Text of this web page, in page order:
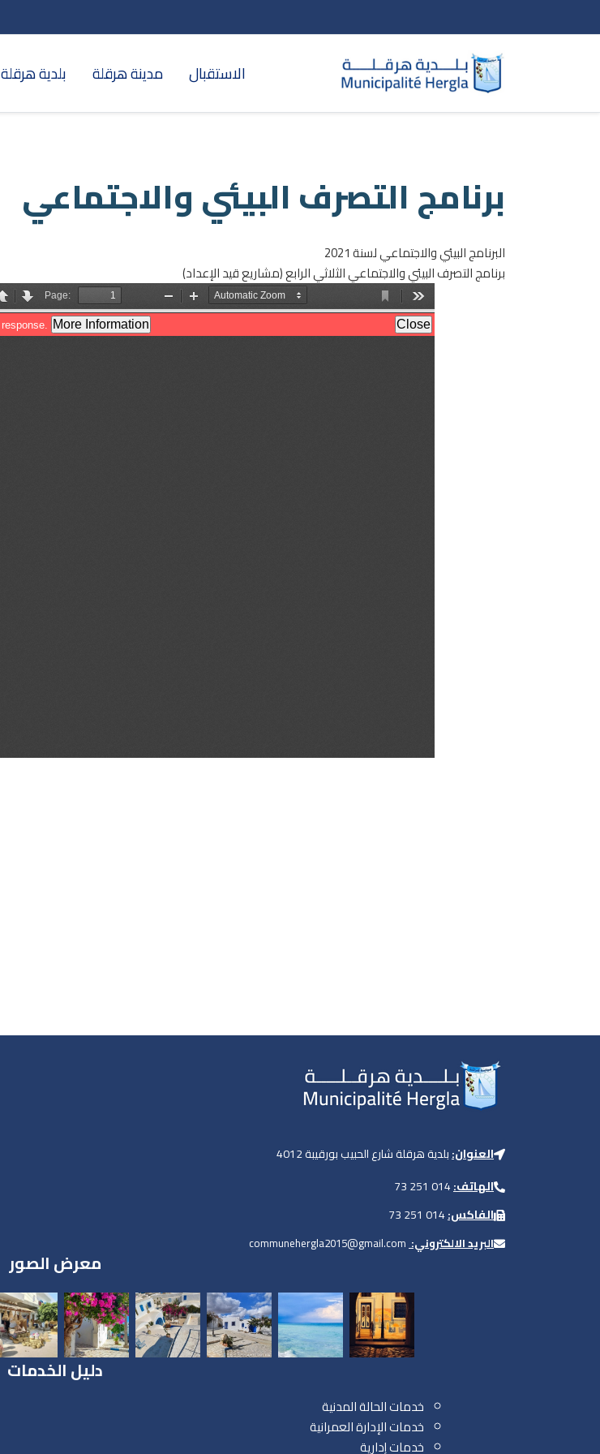
الاستقبال مدينة هرقلة بلدية هرقلة
برنامج التصرف البيئي والاجتماعي
البرنامج البيئي والاجتماعي لسنة 2021
برنامج التصرف البيئي والاجتماعي الثلاثي الرابع (مشاريع قيد الإعداد)
العنوان:بلدية هرقلة شارع الحبيب بورقيبة 4012
الهاتف:
الفاكس:
البريد الالكتروني:
معرض الصور
دليل الخدمات
خدمات الحالة المدنية
خدمات الإدارة العمرانية
خدمات إدارية